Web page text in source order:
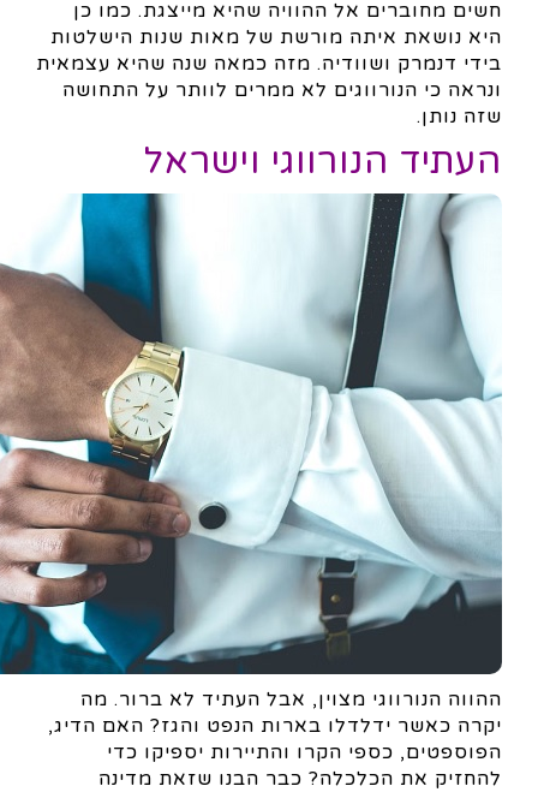
חשים מחוברים אל ההוויה שהיא מייצגת. כמו כן
היא נושאת איתה מורשת של מאות שנות הישלטות
בידי דנמרק ושוודיה. מזה כמאה שנה שהיא עצמאית
ונראה כי הנורווגים לא ממרים לוותר על התחושה
שזה נותן.
העתיד הנורווגי וישראל
ההווה הנורווגי מצוין, אבל העתיד לא ברור. מה
יקרה כאשר ידלדלו בארות הנפט והגז? האם הדיג,
הפוספטים, כספי הקרו והתיירות יספיקו כדי
להחזיק את הכלכלה? כבר הבנו שזאת מדינה